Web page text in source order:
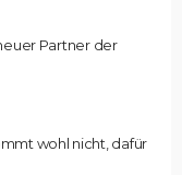
Partner der
wohl nicht, dafür